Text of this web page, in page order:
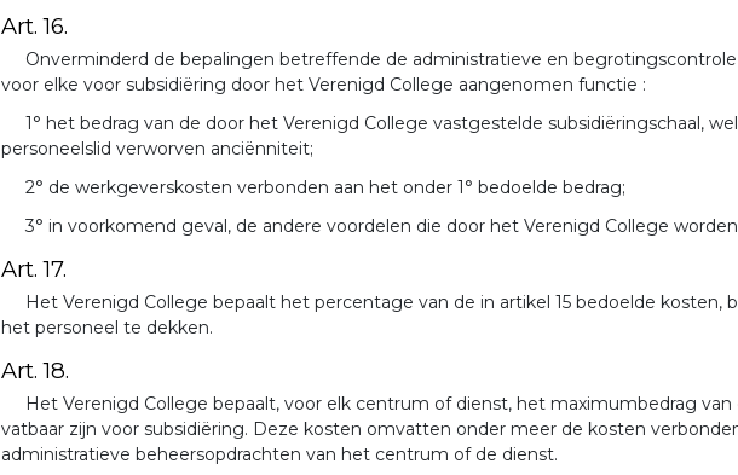
Art. 16.
Onverminderd de bepalingen betreffende de administratieve en
voor elke voor subsidiëring door het Verenigd College aangenomen functie :
1° het bedrag van de door het Verenigd College vastgestelde subsidiëringschaal,
personeelslid verworven anciënniteit;
2° de werkgeverskosten verbonden aan het onder 1° bedoelde bedrag;
3° in voorkomend geval, de andere voordelen die door het Verenigd College worden
Art. 17.
Het Verenigd College bepaalt het percentage van de in artikel 15 bedoelde
het personeel te dekken.
Art. 18.
Het Verenigd College bepaalt, voor elk centrum of dienst, het maximumbedrag
vatbaar zijn voor subsidiëring. Deze kosten omvatten onder meer de kosten
administratieve beheersopdrachten van het centrum of de dienst.